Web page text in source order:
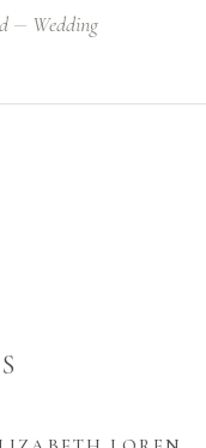
Wedding